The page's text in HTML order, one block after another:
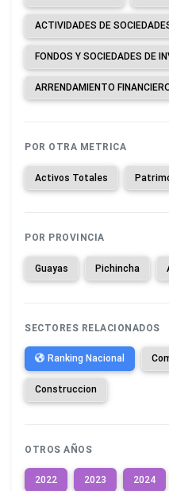
ARRENDAMIENTO
POR OTRA METRICA
Activos Totales
POR PROVINCIA
Guayas Pichincha
SECTORES RELACIONADOS
Ranking Nacional
Construccion
OTROS AÑOS
2022 2023 2024